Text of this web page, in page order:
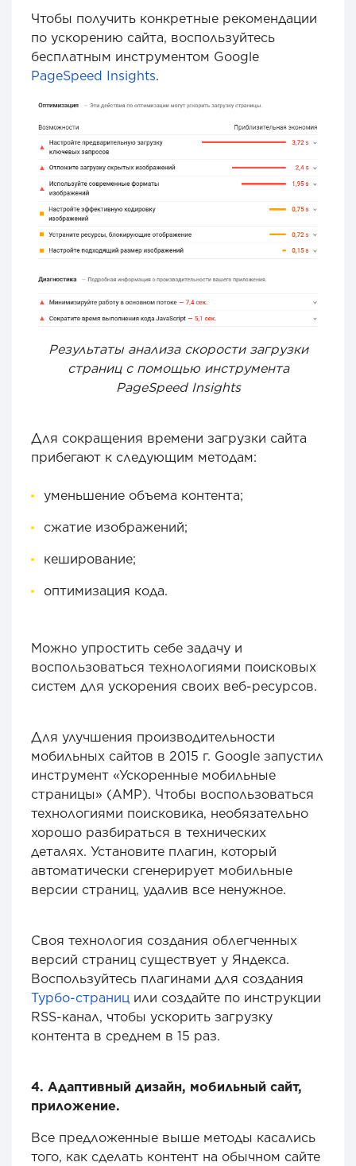
Чтобы получить конкретные рекомендации
по ускорению сайта, воспользуйтесь
бесплатным инструментом Google
PageSpeed Insights.
Результаты анализа скорости загрузки
страниц с помощью инструмента
PageSpeed Insights
Для сокращения времени загрузки сайта
прибегают к следующим методам:
уменьшение объема контента;
сжатие изображений;
кеширование;
оптимизация кода.
Можно упростить себе задачу и
воспользоваться технологиями поисковых
систем для ускорения своих веб-ресурсов.
Для улучшения производительности
мобильных сайтов в 2015 г. Google запустил
инструмент «Ускоренные мобильные
страницы» (AMP). Чтобы воспользоваться
технологиями поисковика, необязательно
хорошо разбираться в технических
деталях. Установите плагин, который
автоматически сгенерирует мобильные
версии страниц, удалив все ненужное.
Своя технология создания облегченных
версий страниц существует у Яндекса.
Воспользуйтесь плагинами для создания
Турбо-страниц или создайте по инструкции
RSS-канал, чтобы ускорить загрузку
контента в среднем в 15 раз.
4. Адаптивный дизайн, мобильный сайт,
приложение.
Все предложенные выше методы касались
того, как сделать контент на обычном сайте